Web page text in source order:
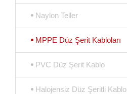
Naylon Teller
MPPE Düz Şerit Kabloları
PVC Düz Şerit Kablo
Halojensiz Düz Şeritli Kablo